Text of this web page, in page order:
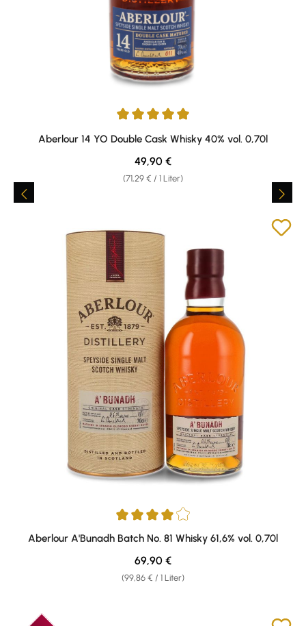
Durchschnittliche Bewertung von 4.89 von 5 Sternen
Aberlour 14 YO Double Cask Whisky 40% vol. 0,70l
(71,29 € / 1 Liter)
Regulärer Preis:
49,90 €
Durchschnittliche Bewertung von 4 von 5 Sternen
Aberlour A'Bunadh Batch No. 81 Whisky 61,6% vol. 0,70l
(99,86 € / 1 Liter)
Regulärer Preis:
69,90 €